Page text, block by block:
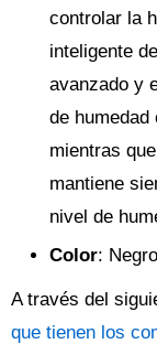
controlar la
inteligente
avanzado y
de
mientras
mantiene
nivel de
Color:
A través del
que tienen los